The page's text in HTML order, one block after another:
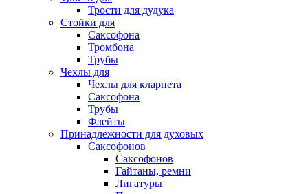
Трости для дудука
Стойки для
Саксофона
Тромбона
Трубы
Чехлы для
Чехлы для кларнета
Саксофона
Трубы
Флейты
Принадлежности для духовых
Саксофонов
Саксофонов
Гайтаны, ремни
Лигатуры